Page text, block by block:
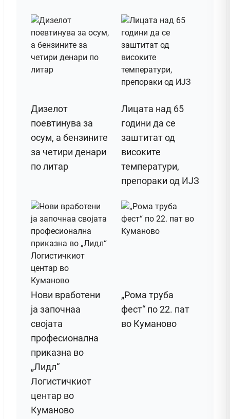
Дизелот
поeвтинува за
осум, а бензините
за четири денари
по литар
Лицата над 65
години да се
заштитат од
високите
температури,
препораки од ИЈЗ
Нови вработени
ја започнаа
својата
професионална
приказна во
„Лидл“
Логистичкиот
центар во
Куманово
„Рома труба
фест“ по 22. пат
во Куманово